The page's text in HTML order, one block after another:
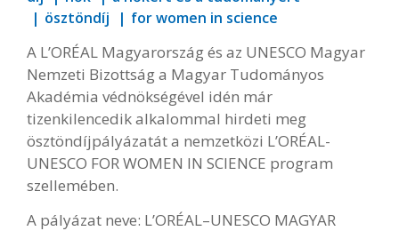
ösztöndíj
for women in science
A L’ORÉAL Magyarország és az UNESCO Magyar
Nemzeti Bizottság a Magyar Tudományos
Akadémia védnökségével idén már
tizenkilencedik alkalommal hirdeti meg
ösztöndíjpályázatát a nemzetközi L’ORÉAL-
UNESCO FOR WOMEN IN SCIENCE program
szellemében.
A pályázat neve: L’ORÉAL–UNESCO MAGYAR